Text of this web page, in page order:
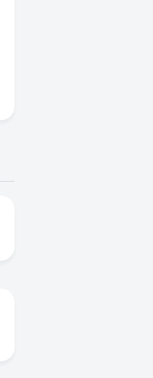
link
share link